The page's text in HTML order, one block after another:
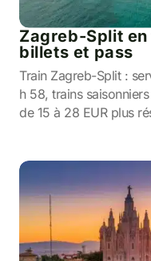
Zagreb-Split
billets et pass
Train Zagreb-Split :
h 58, trains
de 15 à 28 EUR plus